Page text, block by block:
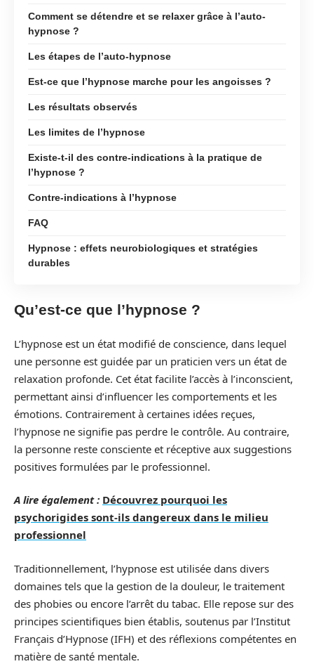
Comment se détendre et se relaxer grâce à l’auto-
hypnose ?
Les étapes de l’auto-hypnose
Est-ce que l’hypnose marche pour les angoisses ?
Les résultats observés
Les limites de l’hypnose
Existe-t-il des contre-indications à la pratique de
l’hypnose ?
Contre-indications à l’hypnose
FAQ
Hypnose : effets neurobiologiques et stratégies
durables
Qu’est-ce que l’hypnose ?
L’hypnose est un état modifié de conscience, dans lequel
une personne est guidée par un praticien vers un état de
relaxation profonde. Cet état facilite l’accès à l’inconscient,
permettant ainsi d’influencer les comportements et les
émotions. Contrairement à certaines idées reçues,
l’hypnose ne signifie pas perdre le contrôle. Au contraire,
la personne reste consciente et réceptive aux suggestions
positives formulées par le professionnel.
A lire également : Découvrez pourquoi les
psychorigides sont-ils dangereux dans le milieu
professionnel
Traditionnellement, l’hypnose est utilisée dans divers
domaines tels que la gestion de la douleur, le traitement
des phobies ou encore l’arrêt du tabac. Elle repose sur des
principes scientifiques bien établis, soutenus par l’Institut
Français d’Hypnose (IFH) et des réflexions compétentes en
matière de santé mentale.